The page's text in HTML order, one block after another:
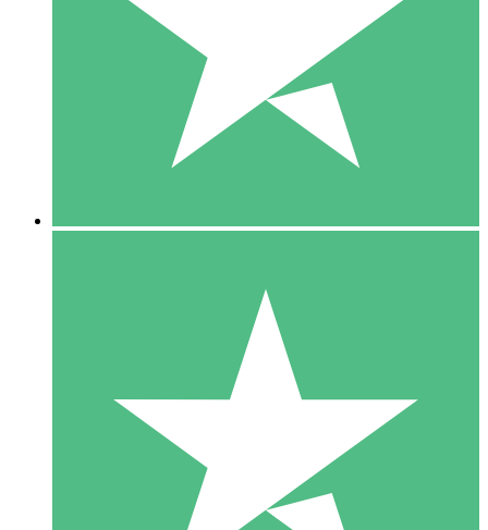
1 Nedladdningar
10 00
10 Nedladdningar
20 00